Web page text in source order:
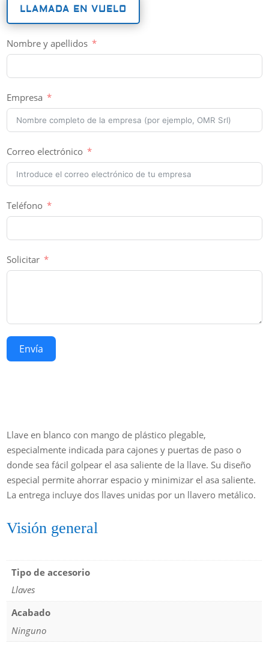
LLAMADA EN VUELO
Nombre y apellidos
Empresa
Correo electrónico
Teléfono
Solicitar
Envía
Llave en blanco con mango de plástico plegable,
especialmente indicada para cajones y puertas de paso o
donde sea fácil golpear el asa saliente de la llave. Su diseño
especial permite ahorrar espacio y minimizar el asa saliente.
La entrega incluye dos llaves unidas por un llavero metálico.
Visión general
Tipo de accesorio
Llaves
Acabado
Ninguno